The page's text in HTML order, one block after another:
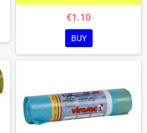
€1.10
BUY